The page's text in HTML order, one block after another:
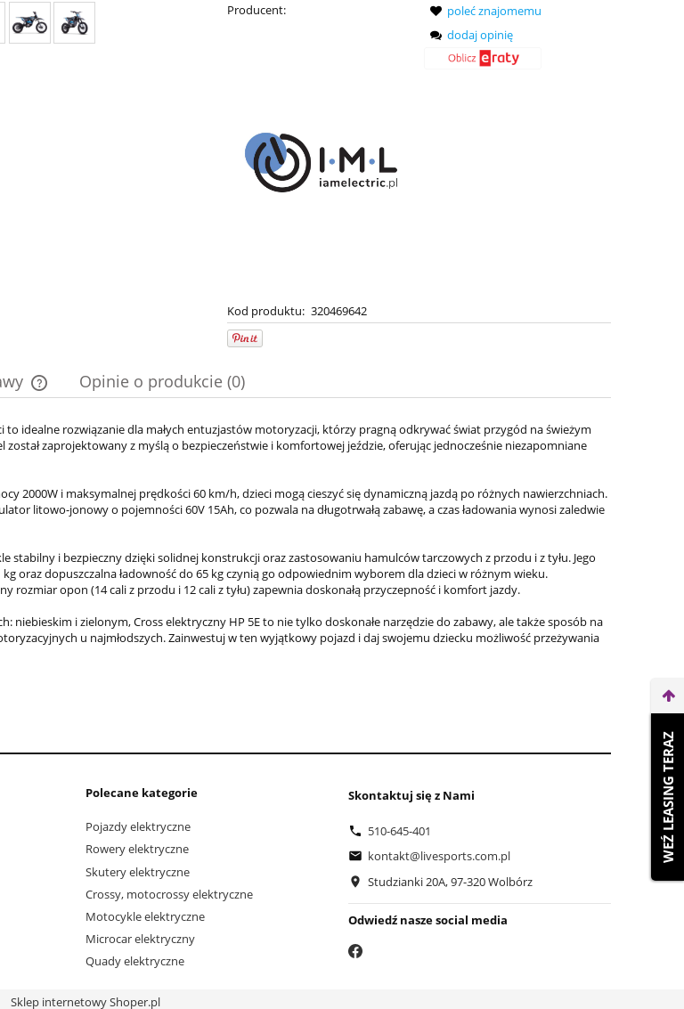
Producent:
Kod produktu: 320469642
poleć znajomemu
dodaj opinię
Cena nie zawiera ewentualnych kosztów
płatności
Opinie o produkcie (0)
to idealne rozwiązanie dla małych entuzjastów motoryzacji, którzy pragną odkrywać świat przygód na świeżym
zaprojektowany z myślą o bezpieczeństwie i komfortowej jeździe, oferując jednocześnie niezapomniane
2000W i maksymalnej prędkości 60 km/h, dzieci mogą cieszyć się dynamiczną jazdą po różnych nawierzchniach.
litowo-jonowy o pojemności 60V 15Ah, co pozwala na długotrwałą zabawę, a czas ładowania wynosi zaledwie
stabilny i bezpieczny dzięki solidnej konstrukcji oraz zastosowaniu hamulców tarczowych z przodu i z tyłu. Jego
kg oraz dopuszczalna ładowność do 65 kg czynią go odpowiednim wyborem dla dzieci w różnym wieku.
rozmiar opon (14 cali z przodu i 12 cali z tyłu) zapewnia doskonałą przyczepność i komfort jazdy.
niebieskim i zielonym, Cross elektryczny HP 5E to nie tylko doskonałe narzędzie do zabawy, ale także sposób na
u najmłodszych. Zainwestuj w ten wyjątkowy pojazd i daj swojemu dziecku możliwość przeżywania
Polecane kategorie
Pojazdy elektryczne
Rowery elektryczne
Skutery elektryczne
Crossy, motocrossy elektryczne
Motocykle elektryczne
Microcar elektryczny
Quady elektryczne
Skontaktuj się z Nami
510-645-401
kontakt@livesports.com.pl
Studzianki 20A, 97-320 Wolbórz
Odwiedź nasze social media
WEŹ LEASING TERAZ
Sklep internetowy Shoper.pl